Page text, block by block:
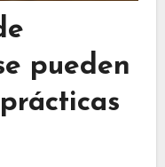
pueden